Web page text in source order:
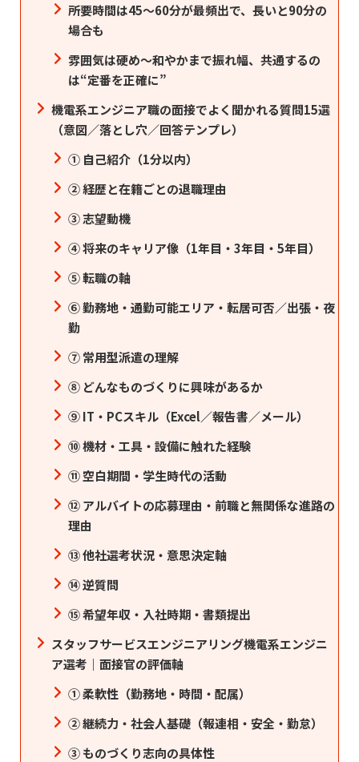
所要時間は45〜60分が最頻出で、長いと90分の
場合も
雰囲気は硬め〜和やかまで振れ幅、共通するの
は“定番を正確に”
機電系エンジニア職の面接でよく聞かれる質問15選
（意図／落とし穴／回答テンプレ）
① 自己紹介（1分以内）
② 経歴と在籍ごとの退職理由
③ 志望動機
④ 将来のキャリア像（1年目・3年目・5年目）
⑤ 転職の軸
⑥ 勤務地・通勤可能エリア・転居可否／出張・夜
勤
⑦ 常用型派遣の理解
⑧ どんなものづくりに興味があるか
⑨ IT・PCスキル（Excel／報告書／メール）
⑩ 機材・工具・設備に触れた経験
⑪ 空白期間・学生時代の活動
⑫ アルバイトの応募理由・前職と無関係な進路の
理由
⑬ 他社選考状況・意思決定軸
⑭ 逆質問
⑮ 希望年収・入社時期・書類提出
スタッフサービスエンジニアリング機電系エンジニ
ア選考｜面接官の評価軸
① 柔軟性（勤務地・時間・配属）
② 継続力・社会人基礎（報連相・安全・勤怠）
③ ものづくり志向の具体性